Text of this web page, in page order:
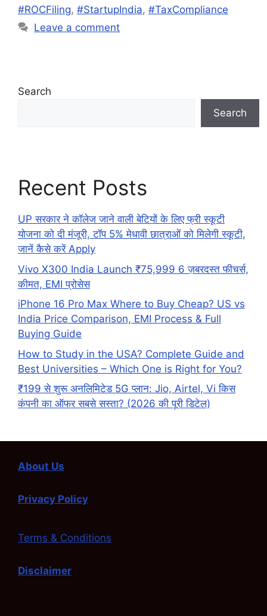
#ROCFiling, #StartupIndia, #TaxCompliance
Leave a comment
Search
Search
Recent Posts
UP सरकार ने कॉलेज जाने वाली बेटियों के लिए फ्री स्कूटी
योजना को दी मंजूरी, टॉप 5% मेधावी छात्राओं को मिलेगी स्कूटी,
जानें कैसे करें Apply
Vivo X300 India Launch ₹75,999 6 ज़बरदस्त फीचर्स,
कीमत, EMI प्रोसेस
iPhone 16 Pro Max Where to Buy Cheap? US vs
India Price Comparison, EMI Process & Full
Buying Guide
How to Study in the USA? Complete Guide and
Best Universities – Which One is Right for You?
₹199 से शुरू अनलिमिटेड 5G प्लान: Jio, Airtel, Vi किस
कंपनी का ऑफर सबसे सस्ता? (2026 की पूरी डिटेल)
About Us
Privacy Policy
Terms & Conditions
Disclaimer